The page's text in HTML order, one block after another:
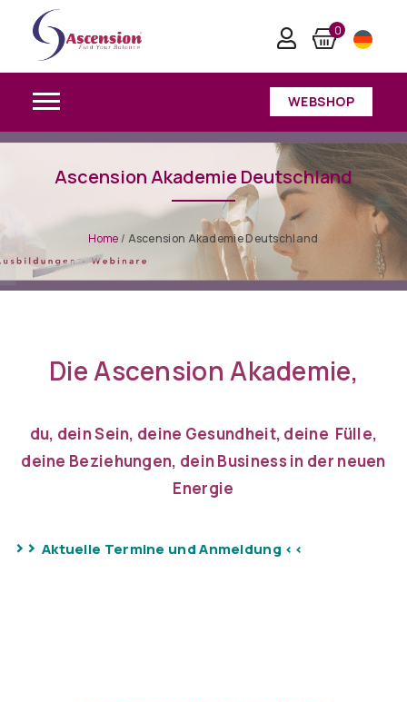
0
WEBSHOP
Ascension Akademie Deutschland
Home / Ascension Akademie Deutschland
Die Ascension Akademie,
du, dein Sein, deine Gesundheit, deine Fülle,
deine Beziehungen, dein Business in der neuen
Energie
>> Aktuelle Termine und Anmeldung <<